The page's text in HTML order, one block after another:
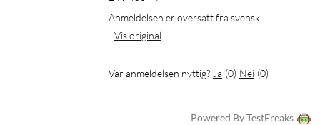
Anmeldelsen er oversatt fra svensk
Vis original
Var anmeldelsen nyttig? Ja (0) Nei (0)
Powered By TestFreaks